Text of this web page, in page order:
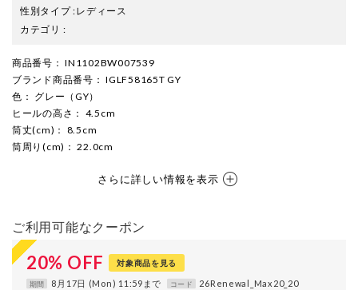
性別タイプ:レディース
カテゴリ :
商品番号 ： IN1102BW007539
ブランド商品番号 ： IGLF58165T GY
色 ： グレー（GY）
ヒールの高さ ： 4.5cm
筒丈(cm) ： 8.5cm
筒周り(cm) ： 22.0cm
さらに詳しい情報を表示
ご利用可能なクーポン
20% OFF 対象商品を見る
期間 8月17日 (Mon) 11:59まで コード 26Renewal_Max20_20